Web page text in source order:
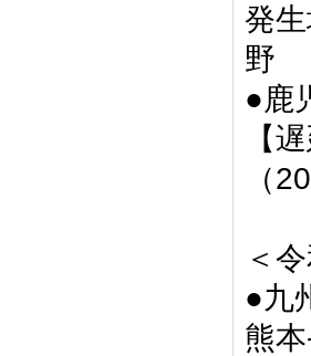
発
野
●鹿
【
（
＜
●九
熊